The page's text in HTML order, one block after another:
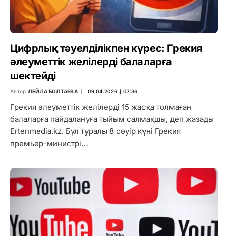
Цифрлық тәуелділікпен күрес: Грекия
әлеуметтік желілерді балаларға
шектейді
Автор ЛЕЙЛА БОЛТАЕВА 09.04.2026 ∣ 07:36
Грекия әлеуметтік желілерді 15 жасқа толмаған
балаларға пайдалануға тыйым салмақшы, деп жазады
Ertenmedia.kz. Бұл туралы 8 сәуір күні Грекия
премьер-министрі…